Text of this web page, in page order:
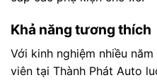
Khả năng tương thích
Với kinh nghiệm nhiều
viên tại Thành Phát Auto